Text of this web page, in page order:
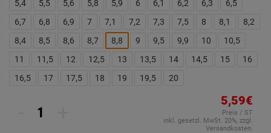
5,4
5,5 5,6 5,8 5,9 6 6,1 6,2 6,3
6,5
6,7
6,8 6,9 7 7,1 7,2 7,3 7,5 8 8,1
8,2
8,4
8,5 8,6 8,7 8,8 9 9,5 9,9 10
10,5
11
11,5 12 12,5 13 13,5 14 14,5 15
16
16,5
17 17,5 18 19 19,5 20
5,59€
Preis / ST
inkl. gesetzl. MwSt. 20%, zzgl.
Versandkosten.